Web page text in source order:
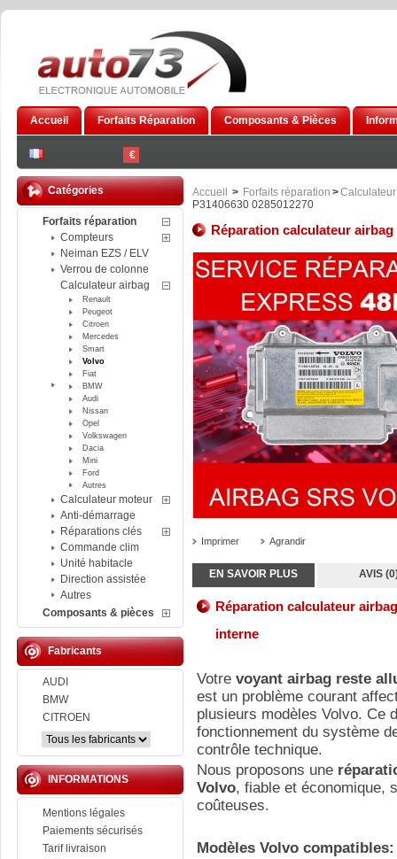
€
Accueil Forfaits Réparation Composants & Pièces
Catégories
Forfaits réparation
Compteurs
Neiman EZS / ELV
Verrou de colonne
Calculateur airbag
Renault
Peugeot
Citroen
Mercedes
Smart
Volvo
Fiat
BMW
Audi
Nissan
Opel
Volkswagen
Dacia
Mini
Ford
Autres
Calculateur moteur
Anti-démarrage
Réparations clés
Commande clim
Unité habitacle
Direction assistée
Autres
Composants & pièces
Fabricants
AUDI
BMW
CITROEN
INFORMATIONS
Mentions légales
Paiements sécurisés
Tarif livraison
Accueil > Forfaits réparation >
P31406630 0285012270
Réparation calculateur airbag
Imprimer Agrandir
EN SAVOIR PLUS AVIS
Réparation calculateur
interne
Votre voyant airbag reste
est un problème courant
plusieurs modèles Volvo. Ce
fonctionnement du système
contrôle technique.
Nous proposons une
Volvo, fiable et économique,
coûteuses.
Modèles Volvo compatibles: